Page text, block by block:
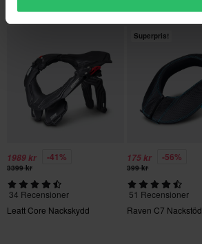
1989 kr -41%
3399 kr
34 Recensioner
Leatt Core Nackskydd
Superpris!
175 kr -56%
399 kr
51 Recensioner
Raven C7 Nackstöd